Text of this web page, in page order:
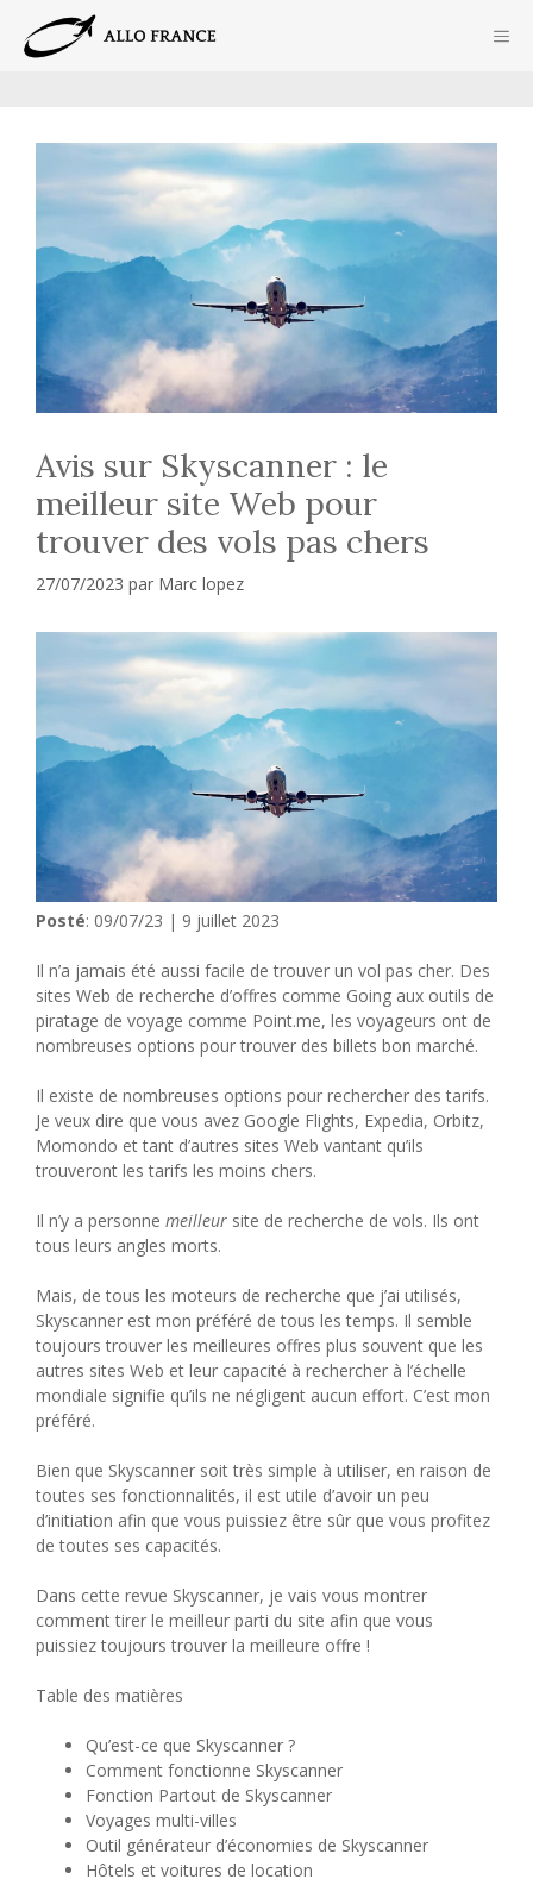
contenu
Avis sur Skyscanner : le
meilleur site Web pour
trouver des vols pas chers
27/07/2023 par Marc lopez
Posté: 09/07/23 | 9 juillet 2023
Il n’a jamais été aussi facile de trouver un vol pas cher. Des
sites Web de recherche d’offres comme Going aux outils de
piratage de voyage comme Point.me, les voyageurs ont de
nombreuses options pour trouver des billets bon marché.
Il existe de nombreuses options pour rechercher des tarifs.
Je veux dire que vous avez Google Flights, Expedia, Orbitz,
Momondo et tant d’autres sites Web vantant qu’ils
trouveront les tarifs les moins chers.
Il n’y a personne meilleur site de recherche de vols. Ils ont
tous leurs angles morts.
Mais, de tous les moteurs de recherche que j’ai utilisés,
Skyscanner est mon préféré de tous les temps. Il semble
toujours trouver les meilleures offres plus souvent que les
autres sites Web et leur capacité à rechercher à l’échelle
mondiale signifie qu’ils ne négligent aucun effort. C’est mon
préféré.
Bien que Skyscanner soit très simple à utiliser, en raison de
toutes ses fonctionnalités, il est utile d’avoir un peu
d’initiation afin que vous puissiez être sûr que vous profitez
de toutes ses capacités.
Dans cette revue Skyscanner, je vais vous montrer
comment tirer le meilleur parti du site afin que vous
puissiez toujours trouver la meilleure offre !
Table des matières
Qu’est-ce que Skyscanner ?
Comment fonctionne Skyscanner
Fonction Partout de Skyscanner
Voyages multi-villes
Outil générateur d’économies de Skyscanner
Hôtels et voitures de location